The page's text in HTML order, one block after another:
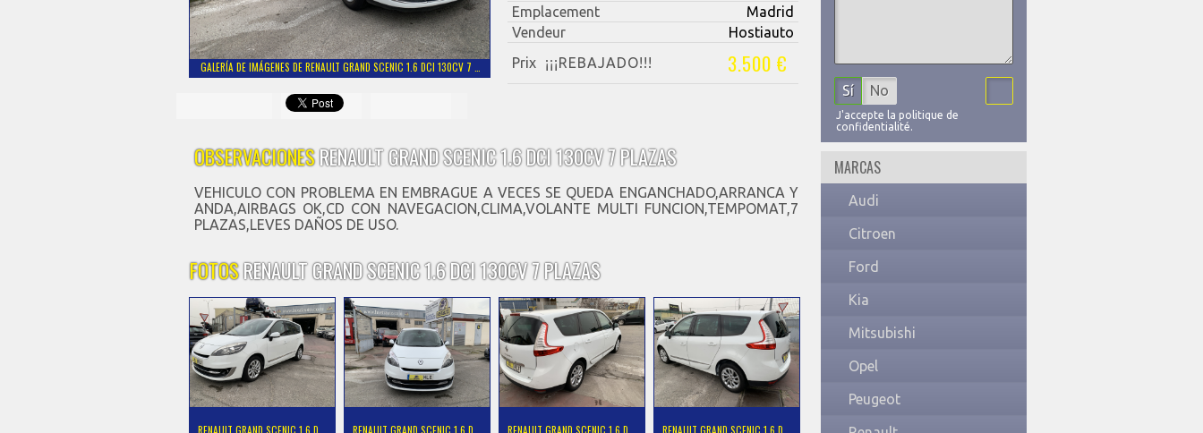
Sí No
J'accepte la politique de
confidentialité.
MARCAS
Audi
Citroen
Ford
Kia
Mitsubishi
Opel
Peugeot
GALERÍA DE IMÁGENES DE RENAULT GRAND SCENIC 1.6 DCI 130CV 7 …
Emplacement
Madrid
Vendeur
Hostiauto
Prix
¡¡¡REBAJADO!!! 3.500 €
OBSERVACIONESRENAULT GRAND SCENIC 1.6 DCI 130CV 7 PLAZAS
VEHICULO CON PROBLEMA EN EMBRAGUE A VECES SE QUEDA ENGANCHADO,ARRANCA Y
ANDA,AIRBAGS OK,CD CON NAVEGACION,CLIMA,VOLANTE MULTI FUNCION,TEMPOMAT,7
PLAZAS,LEVES DAÑOS DE USO.
FOTOSRENAULT GRAND SCENIC 1.6 DCI 130CV 7 PLAZAS